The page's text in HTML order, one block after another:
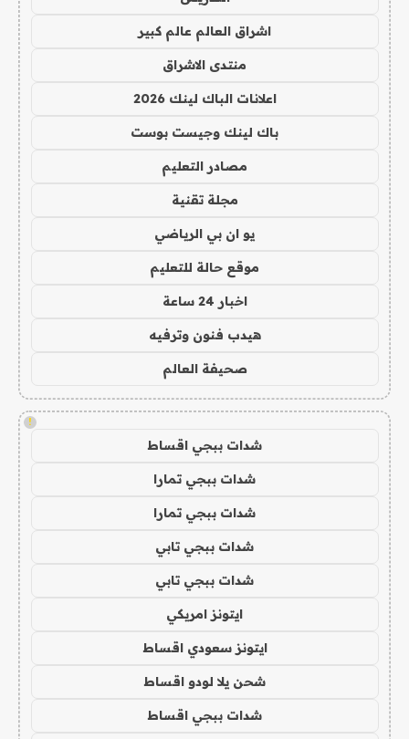
اشراق العالم عالم كبير
منتدى الاشراق
اعلانات الباك لينك 2026
باك لينك وجيست بوست
مصادر التعليم
مجلة تقنية
يو ان بي الرياضي
موقع حالة للتعليم
اخبار 24 ساعة
هيدب فنون وترفيه
صحيفة العالم
!
شدات ببجي اقساط
شدات ببجي تمارا
شدات ببجي تمارا
شدات ببجي تابي
شدات ببجي تابي
ايتونز امريكي
ايتونز سعودي اقساط
شحن يلا لودو اقساط
شدات ببجي اقساط